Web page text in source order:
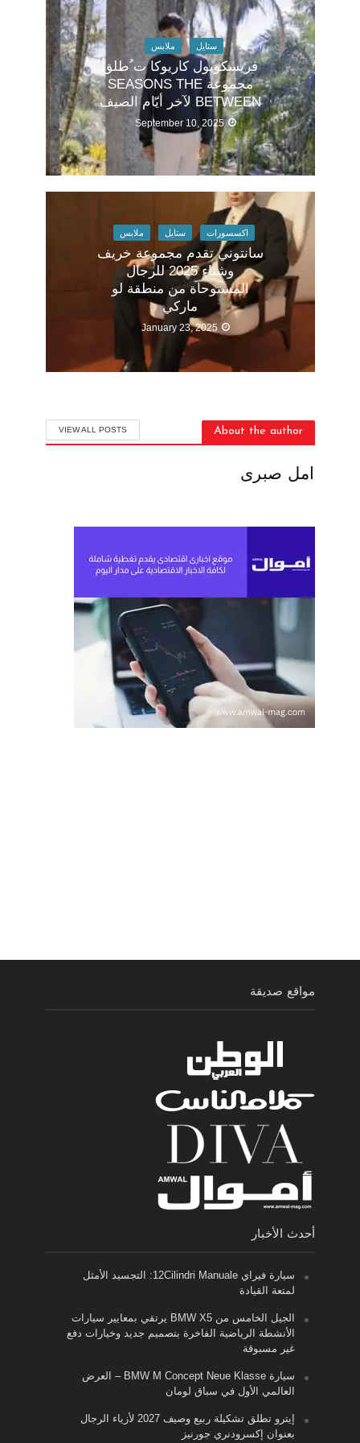
ستايل ملابس
فريسكوبول كاريوكا ت ُطلق
مجموعة SEASONS THE
BETWEEN لآخر أيّام الصيف
September 10, 2025
اكسسورات ستايل ملابس
سانتوني تقدم مجموعة خريف
وشتاء 2025 للرجال
المستوحاة من منطقة لو
ماركي
January 23, 2025
About the author
VIEW ALL POSTS
امل صبرى
مواقع صديقة
أحدث الأخبار
سيارة فيراي 12Cilindri Manuale: التجسيد الأمثل
لمتعة القيادة
الجيل الخامس من BMW X5 يرتقي بمعايير سيارات
الأنشطة الرياضية الفاخرة بتصميم جديد وخيارات دفع
غير مسبوقة
سيارة BMW M Concept Neue Klasse – العرض
العالمي الأول في سباق لومان
إيترو تطلق تشكيلة ربيع وصيف 2027 لأزياء الرجال
بعنوان إكسرودنري جورنيز